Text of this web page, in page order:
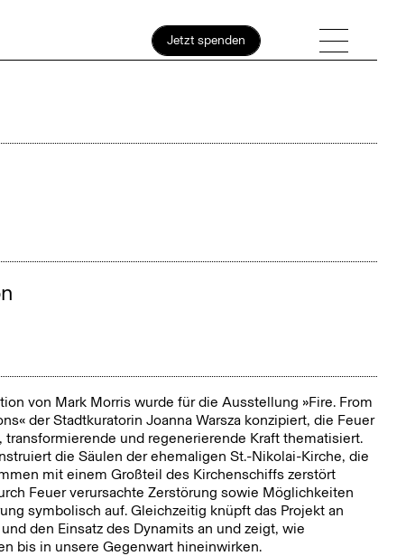
Jetzt spenden
April
Dezember
von Mark Morris wurde für die Ausstellung »Fire. From
der Stadtkuratorin Joanna Warsza konzipiert, die Feuer
transformierende und regenerierende Kraft thematisiert.
die Säulen der ehemaligen St.-Nikolai-Kirche, die
mit einem Großteil des Kirchenschiffs zerstört
Feuer verursachte Zerstörung sowie Möglichkeiten
symbolisch auf. Gleichzeitig knüpft das Projekt an
den Einsatz des Dynamits an und zeigt, wie
bis in unsere Gegenwart hineinwirken.